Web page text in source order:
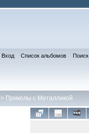
Вход Список альбомов Поиск
> Приколы с Металликой